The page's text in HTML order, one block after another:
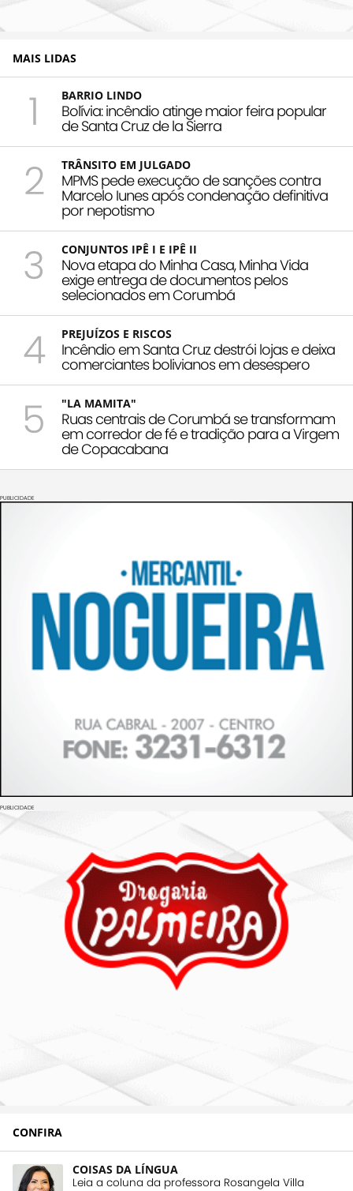
MAIS LIDAS
1 BARRIO LINDO
Bolívia: incêndio atinge maior feira popular
de Santa Cruz de la Sierra
2 TRÂNSITO EM JULGADO
MPMS pede execução de sanções contra
Marcelo Iunes após condenação definitiva
por nepotismo
3 CONJUNTOS IPÊ I E IPÊ II
Nova etapa do Minha Casa, Minha Vida
exige entrega de documentos pelos
selecionados em Corumbá
4 PREJUÍZOS E RISCOS
Incêndio em Santa Cruz destrói lojas e deixa
comerciantes bolivianos em desespero
5 "LA MAMITA"
Ruas centrais de Corumbá se transformam
em corredor de fé e tradição para a Virgem
de Copacabana
PUBLICIDADE
PUBLICIDADE
CONFIRA
COISAS DA LÍNGUA
Leia a coluna da professora Rosangela Villa